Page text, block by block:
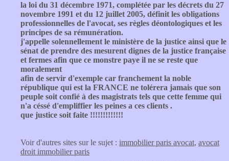
la loi du 31 décembre 1971, complétée par les décrets du 27
novembre 1991 et du 12 juillet 2005, définit les obligations
professionnelles de l'avocat, ses règles déontologiques et les
principes de sa rémunération.
j'appelle solennellement le ministère de la justice ainsi que le
sénat de prendre des mesurent dignes de la justice française
et fermes afin que ce monstre paye il ne se reste que
moralement
afin de servir d'exemple car franchement la noble
république qui est la FRANCE ne tolérera jamais que son
peuple soit confié à des magistrats tels que cette femme qui
n'a céssé d'empliffier les peines a ces clients .
que justice soit faite !!!!!!!!!!!!!
Voir d'autres sites sur le sujet : immobilier paris avocat, avocat
droit immobilier paris